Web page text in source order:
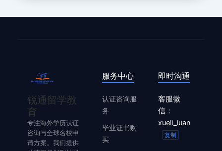
锐通留学教
育
专注海外学历认证
咨询与全球名校申
请方案。我们提供
服务中心
认证咨询服
务
毕业证书购
买
即时沟通
客服微
信：
xueli_luan
复制